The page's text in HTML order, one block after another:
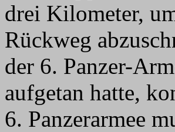
drei Kilometer,
Rückweg
der 6. Panzer-
aufgetan hatte,
6. Panzerarmee